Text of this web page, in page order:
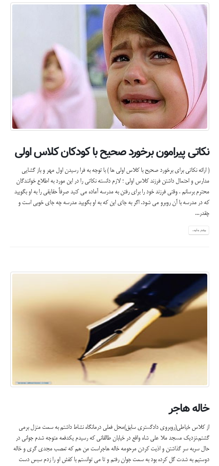
نکاتی پیرامون برخورد صحیح با کودکان کلاس اولی
( ارائه نكاتی برای برخورد صحیح با كلاس اولی ها ) با توجه به فرا رسيدن اول مهر و باز گشايي
مدارس و احتمال داشتن فرزند كلاس اولي ؛ لازم دانسته نكاتي را در اين مورد به اطلاع خوانندگان
محترم برسانم . وقتی فرزند خود را برای رفتن به مدرسه آماده می كنید صرفاً حقایقی را به او بگویید
كه در مدرسه با آن روبرو می شود. اگر به جای این كه به او بگویید مدرسه چه جای خوبی است و
چقدر...
بیشتر بدانید...
خاله هاجر
از کلاس خیاطی(روبروی دادگستری سابق)محل فعلی درمانگاه نشاط داشتم به سمت منزل برمی
گشتم.نزدیک مسجد ملا علی شاه واقع در خیابان طالقانی که رسیدم یکدفعه متوجه شدم جوانی در
حال سربه سر گذاشتن و اذیت کردن مرحومه خاله هاجراست من هم که تعصب مجدی گری و خاله
دوستیم به شدت گل کرده بود به سمت جوان رفتم و تا می توانستم با کفش او را زدم سبس دست